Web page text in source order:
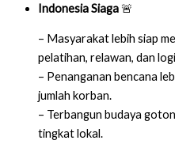
Indonesia Siaga 🚨
– Masyarakat lebih siap
pelatihan, relawan, dan
– Penanganan bencana
jumlah korban.
– Terbangun budaya
tingkat lokal.